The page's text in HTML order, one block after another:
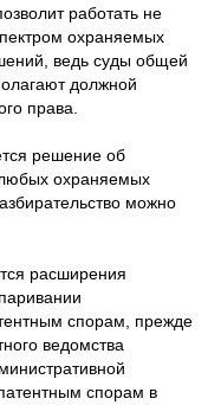
работать не
охраняемых
ведь суды общей
должной
права.
решение об
охраняемых
можно
расширения
спорам, прежде
ведомства
спорам в